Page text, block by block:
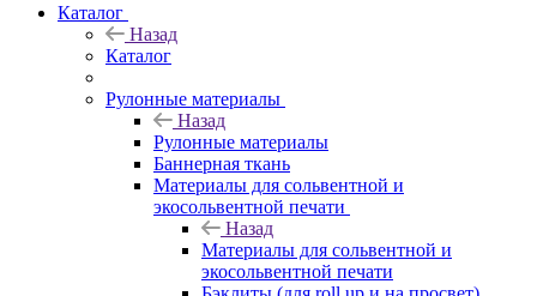
Каталог
Назад
Каталог
Рулонные материалы
Назад
Рулонные материалы
Баннерная ткань
Материалы для сольвентной и
экосольвентной печати
Назад
Материалы для сольвентной и
экосольвентной печати